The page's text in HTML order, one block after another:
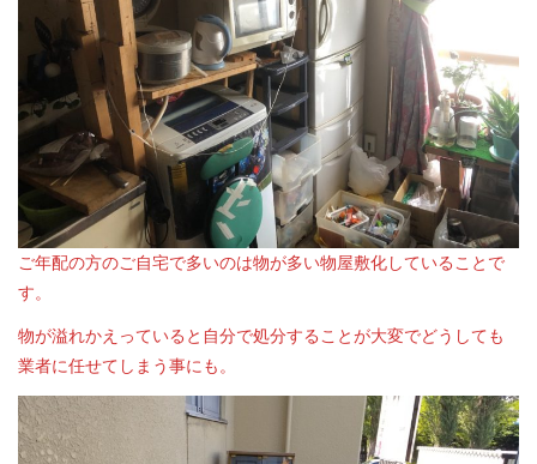
ご年配の方のご自宅で多いのは物が多い物屋敷化していることで
す。
物が溢れかえっていると自分で処分することが大変でどうしても
業者に任せてしまう事にも。